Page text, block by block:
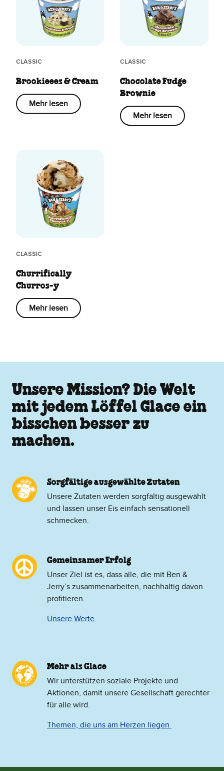
CLASSIC
Brookieees & Cream
Mehr lesen
CLASSIC
Chocolate Fudge
Brownie
Mehr lesen
CLASSIC
Churrifically
Churros-y
Mehr lesen
Unsere Mission? Die Welt
mit jedem Löffel Glace ein
bisschen besser zu
machen.
Sorgfältige ausgewählte Zutaten
Unsere Zutaten werden sorgfältig ausgewählt
und lassen unser Eis einfach sensationell
schmecken.
Gemeinsamer Erfolg
Unser Ziel ist es, dass alle, die mit Ben &
Jerry’s zusammenarbeiten, nachhaltig davon
profitieren.
Unsere Werte
Mehr als Glace
​Wir unterstützen soziale Projekte und
Aktionen, damit unsere Gesellschaft gerechter
für alle wird.
Themen, die uns am Herzen liegen